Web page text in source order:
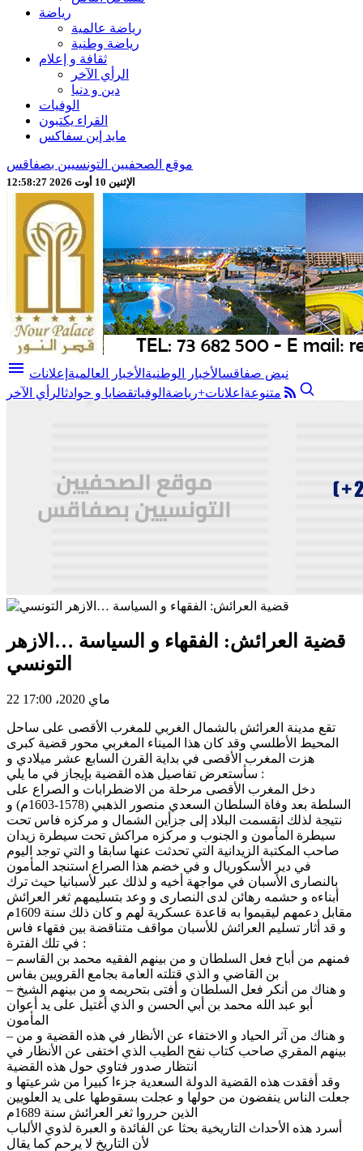
رياضة
رياضة عالمية
رياضة وطنية
ثقافة و إعلام
الرأي الآخر
دين و دنيا
الوفيات
القراء يكتبون
مايد إين سفاكس
موقع الصحفيين التونسيين بصفاقس
الإثنين 10 أوت 2026 12:58:29
menu نبض صفاقسالأخبار الوطنية الأخبار العالمية إعلانات
متنوعة اعلانات+رياضة الوفياتقضايا و حوادثالرأي الآخر
قضية العرائش: الفقهاء و السياسة …الازهر
التونسي
22 ماي 2020، 17:00
تقع مدينة العرائش بالشمال الغربي للمغرب الأقصى على ساحل
المحيط الأطلسي وقد كان هذا الميناء المغربي محور قضية كبرى
هزت المغرب الأقصى في بداية القرن السابع عشر ميلادي و
سأستعرض تفاصيل هذه القضية بإيجاز في ما يلي :
دخل المغرب الأقصى مرحلة من الاضطرابات و الصراع على
السلطة بعد وفاة السلطان السعدي منصور الذهبي (1578-1603م) و
نتيجة لذلك انقسمت البلاد إلى جزأين الشمال و مركزه فاس تحت
سيطرة المأمون و الجنوب و مركزه مراكش تحت سيطرة زيدان
صاحب المكتبة الزيدانية التي تحدثت عنها سابقا و التي توجد اليوم
في دير الأسكوريال و في خضم هذا الصراع استنجد المأمون
بالنصارى الأسبان في مواجهة أخيه و لذلك عبر لأسبانيا حيث ترك
أبناءه و حشمه رهائن لدى النصارى و وعد بتسليمهم ثغر العرائش
مقابل دعمهم ليقيموا به قاعدة عسكرية لهم و كان ذلك سنة 1609م
و قد أثار تسليم العرائش للأسبان مواقف متناقضة بين فقهاء فاس
في تلك الفترة :
– فمنهم من أباح فعل السلطان و من بينهم الفقيه محمد بن القاسم
بن القاضي و الذي قتلته العامة بجامع القرويين بفاس
– و هناك من أنكر فعل السلطان و أفتى بتحريمه و من بينهم الشيخ
أبو عبد الله محمد بن أبي الحسن و الذي أغتيل على يد أعوان
المأمون
– و هناك من آثر الحياد و الاختفاء عن الأنظار في هذه القضية و من
بينهم المقري صاحب كتاب نفح الطيب الذي اختفى عن الأنظار في
انتظار صدور فتاوي حول هذه القضية
وقد أفقدت هذه القضية الدولة السعدية جزءا كبيرا من شرعيتها و
جعلت الناس ينفضون من حولها و عجلت بسقوطها على يد العلويين
الذين حرروا ثغر العرائش سنة 1689م
أسرد هذه الأحداث التاريخية بحثا عن الفائدة و العبرة لذوي الألباب
لأن التاريخ لا يرحم كما يقال